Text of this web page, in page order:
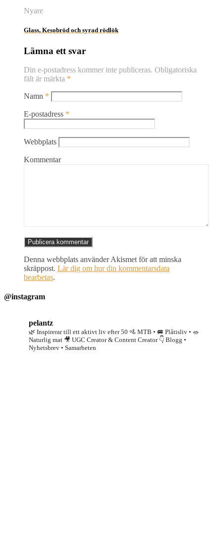
Nyare
Glass, Kesobröd och syrad rödlök
Lämna ett svar
Din e-postadress kommer inte publiceras. Obligatoriska
fält är märkta *
Namn *
E-postadress *
Webbplats
Kommentar
Denna webbplats använder Akismet för att minska
skräppost. Lär dig om hur din kommentarsdata
bearbetas.
@instagram
pelantz
🌿 Inspirerar till ett aktivt liv efter 50 🚵 MTB • 🚐 Plåtisliv • 🥗
Naturlig mat 🎥 UGC Creator & Content Creator👇 Blogg •
Nyhetsbrev • Samarbeten